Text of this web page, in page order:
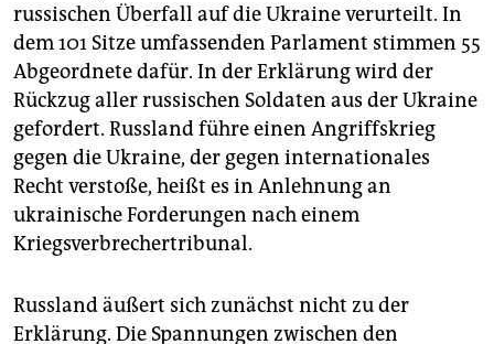
russischen Überfall auf die Ukraine verurteilt. In
dem 101 Sitze umfassenden Parlament stimmen 55
Abgeordnete dafür. In der Erklärung wird der
Rückzug aller russischen Soldaten aus der Ukraine
gefordert. Russland führe einen Angriffskrieg
gegen die Ukraine, der gegen internationales
Recht verstoße, heißt es in Anlehnung an
ukrainische Forderungen nach einem
Kriegsverbrechertribunal.
Russland äußert sich zunächst nicht zu der
Erklärung. Die Spannungen zwischen den